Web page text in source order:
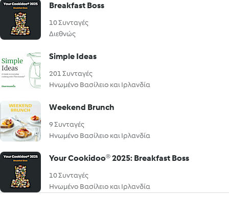
Breakfast Boss
10 Συνταγές
Διεθνώς
Simple Ideas
201 Συνταγές
Ηνωμένο Βασίλειο και Ιρλανδία
Weekend Brunch
9 Συνταγές
Ηνωμένο Βασίλειο και Ιρλανδία
Your Cookidoo® 2025: Breakfast Boss
10 Συνταγές
Ηνωμένο Βασίλειο και Ιρλανδία